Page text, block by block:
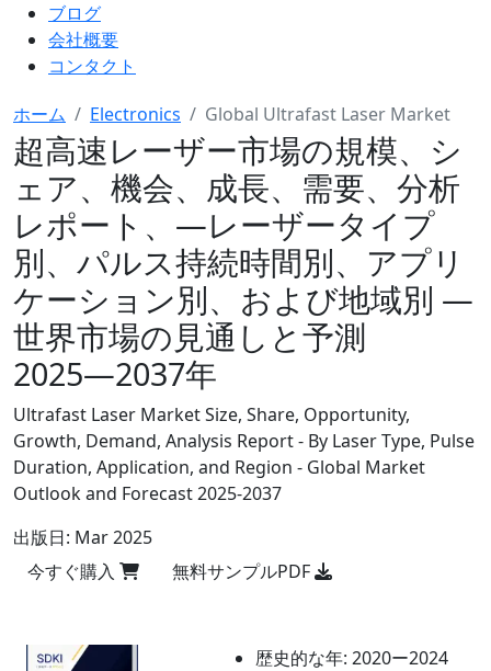
ブログ
会社概要
コンタクト
ホーム Electronics Global Ultrafast Laser Market
超高速レーザー市場の規模、シ
ェア、機会、成長、需要、分析
レポート、―レーザータイプ
別、パルス持続時間別、アプリ
ケーション別、および地域別 ―
世界市場の見通しと予測
2025―2037年
Ultrafast Laser Market Size, Share, Opportunity,
Growth, Demand, Analysis Report - By Laser Type, Pulse
Duration, Application, and Region - Global Market
Outlook and Forecast 2025-2037
出版日: Mar 2025
今すぐ購入
無料サンプルPDF
歴史的な年: 2020ー2024